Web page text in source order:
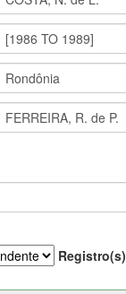
Registro(s)